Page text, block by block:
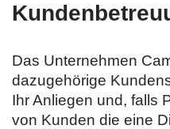
Das Unternehmen
dazugehörige
Ihr Anliegen und, falls
von Kunden die eine